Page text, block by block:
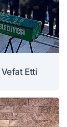
Vefat Etti